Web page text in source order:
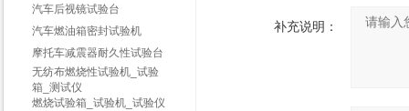
汽车后视镜试验台
汽车燃油箱密封试验机
摩托车减震器耐久性试验台
无纺布燃烧性试验机_试验
箱_测试仪
燃烧试验箱_试验机_试验仪
补充说明：